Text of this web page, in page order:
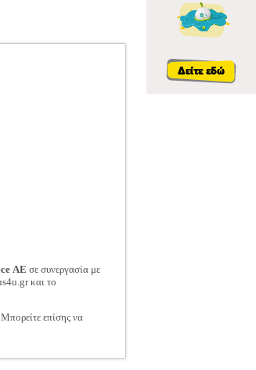
ΑΕ σε συνεργασία με
και το
επίσης να